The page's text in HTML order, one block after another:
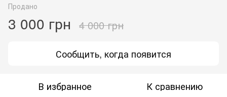
Продано
3 000 грн 4 000 грн
Сообщить, когда появится
В избранное К сравнению